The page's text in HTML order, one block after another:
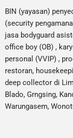
BIN (yayasan)
(security
jasa bodyguard
office boy (OB) ,
personal (VVIP) ,
restoran,
deep collector di
Blado, Grngsing,
Warungasem,